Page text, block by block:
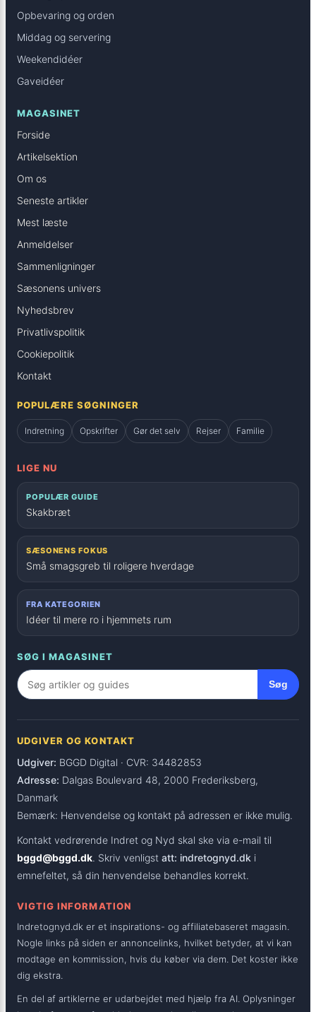
Opbevaring og orden
Middag og servering
Weekendidéer
Gaveidéer
MAGASINET
Forside
Artikelsektion
Om os
Seneste artikler
Mest læste
Anmeldelser
Sammenligninger
Sæsonens univers
Nyhedsbrev
Privatlivspolitik
Cookiepolitik
Kontakt
POPULÆRE SØGNINGER
Indretning Opskrifter Gør det selv Rejser Familie
LIGE NU
POPULÆR GUIDE
Skakbræt
SÆSONENS FOKUS
Små smagsgreb til roligere hverdage
FRA KATEGORIEN
Idéer til mere ro i hjemmets rum
SØG I MAGASINET
Søg
UDGIVER OG KONTAKT
Udgiver: BGGD Digital · CVR: 34482853
Adresse: Dalgas Boulevard 48, 2000 Frederiksberg,
Danmark
Bemærk: Henvendelse og kontakt på adressen er ikke mulig.
Kontakt vedrørende Indret og Nyd skal ske via e-mail til
bggd@bggd.dk. Skriv venligst att: indretognyd.dk i
emnefeltet, så din henvendelse behandles korrekt.
VIGTIG INFORMATION
Indretognyd.dk er et inspirations- og affiliatebaseret magasin.
Nogle links på siden er annoncelinks, hvilket betyder, at vi kan
modtage en kommission, hvis du køber via dem. Det koster ikke
dig ekstra.
En del af artiklerne er udarbejdet med hjælp fra AI. Oplysninger